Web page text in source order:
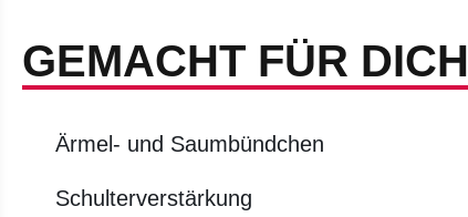
GEMACHT FÜR DICH
Ärmel- und Saumbündchen
Schulterverstärkung